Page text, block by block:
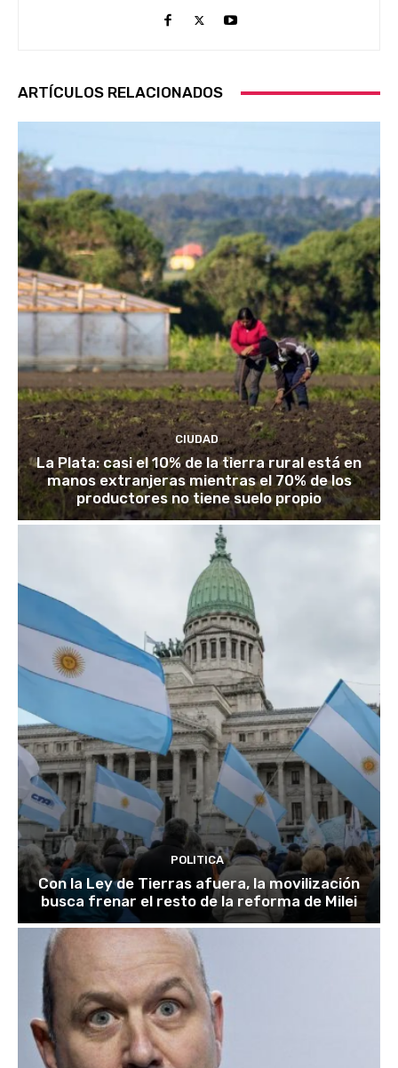
ARTÍCULOS RELACIONADOS
CIUDAD
La Plata: casi el 10% de la tierra rural está en
manos extranjeras mientras el 70% de los
productores no tiene suelo propio
POLITICA
Con la Ley de Tierras afuera, la movilización
busca frenar el resto de la reforma de Milei